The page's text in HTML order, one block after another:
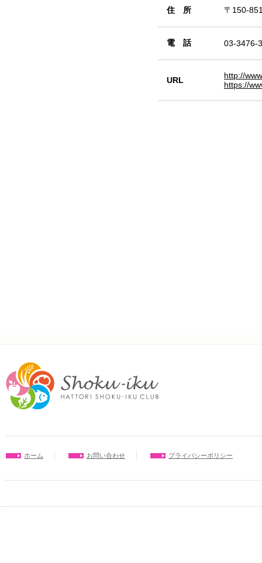
住 所 〒150-
電 話 03-3476-
URL
http://
https://
ホーム お問い合わせ プライバシーポリシー